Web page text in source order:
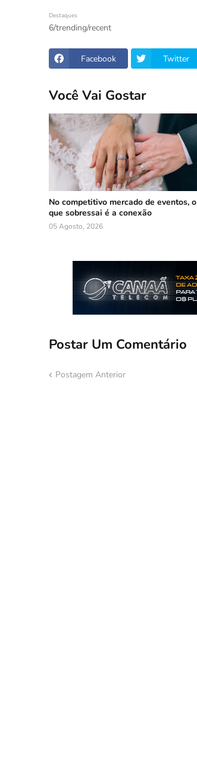
Destaques
6/trending/recent
Facebook Twitter
Você Vai Gostar
No competitivo mercado de eventos, o
que sobressai é a conexão
05 Agosto, 2026
Postar Um Comentário
Postagem Anterior